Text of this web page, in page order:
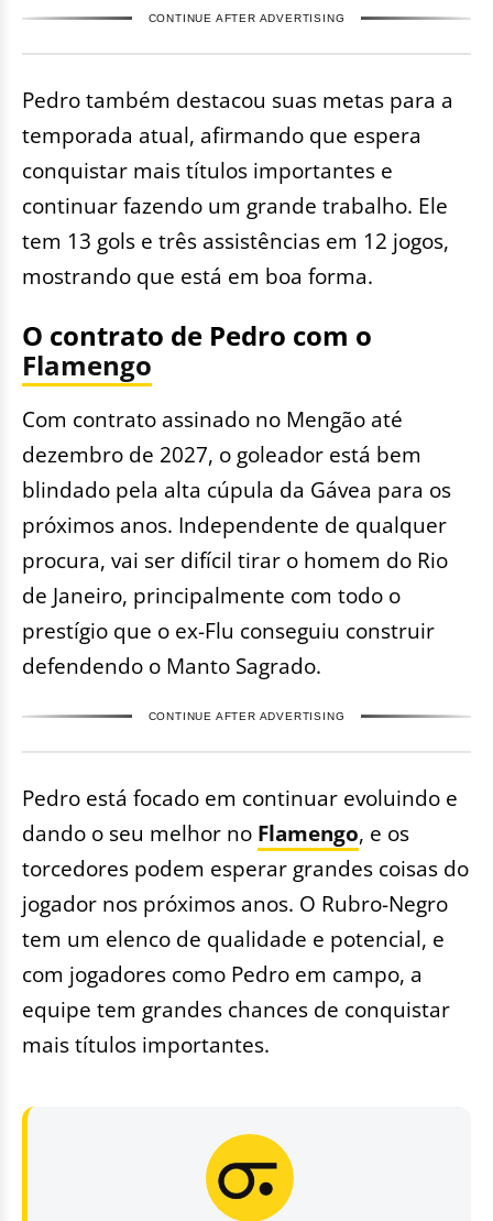
CONTINUE AFTER ADVERTISING
Pedro também destacou suas metas para a
temporada atual, afirmando que espera
conquistar mais títulos importantes e
continuar fazendo um grande trabalho. Ele
tem 13 gols e três assistências em 12 jogos,
mostrando que está em boa forma.
O contrato de Pedro com o
Flamengo
Com contrato assinado no Mengão até
dezembro de 2027, o goleador está bem
blindado pela alta cúpula da Gávea para os
próximos anos. Independente de qualquer
procura, vai ser difícil tirar o homem do Rio
de Janeiro, principalmente com todo o
prestígio que o ex-Flu conseguiu construir
defendendo o Manto Sagrado.
CONTINUE AFTER ADVERTISING
Pedro está focado em continuar evoluindo e
dando o seu melhor no Flamengo, e os
torcedores podem esperar grandes coisas do
jogador nos próximos anos. O Rubro-Negro
tem um elenco de qualidade e potencial, e
com jogadores como Pedro em campo, a
equipe tem grandes chances de conquistar
mais títulos importantes.